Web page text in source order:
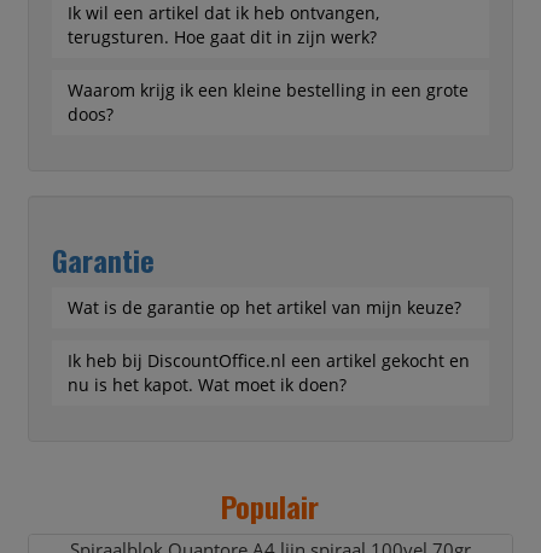
Ik wil een artikel dat ik heb ontvangen,
terugsturen. Hoe gaat dit in zijn werk?
Waarom krijg ik een kleine bestelling in een grote
doos?
Garantie
Wat is de garantie op het artikel van mijn keuze?
Ik heb bij DiscountOffice.nl een artikel gekocht en
nu is het kapot. Wat moet ik doen?
Populair